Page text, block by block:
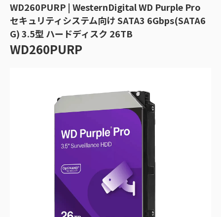
WD260PURP | WesternDigital WD Purple Pro
セキュリティシステム向け SATA3 6Gbps(SATA6
G) 3.5型 ハードディスク 26TB
WD260PURP